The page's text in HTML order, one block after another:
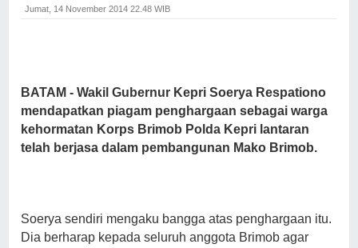
Jumat, 14 November 2014 22.48 WIB
BATAM - Wakil Gubernur Kepri Soerya Respationo
mendapatkan piagam penghargaan sebagai warga
kehormatan Korps Brimob Polda Kepri lantaran
telah berjasa dalam pembangunan Mako Brimob.
Soerya sendiri mengaku bangga atas penghargaan itu.
Dia berharap kepada seluruh anggota Brimob agar